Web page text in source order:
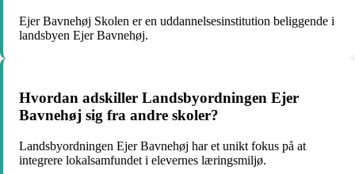
Ejer Bavnehøj Skolen er en uddannelsesinstitution beliggende i
landsbyen Ejer Bavnehøj.
Hvordan adskiller Landsbyordningen Ejer
Bavnehøj sig fra andre skoler?
Landsbyordningen Ejer Bavnehøj har et unikt fokus på at
integrere lokalsamfundet i elevernes læringsmiljø.